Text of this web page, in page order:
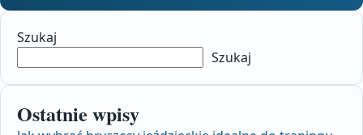
Szukaj
Szukaj
Ostatnie wpisy